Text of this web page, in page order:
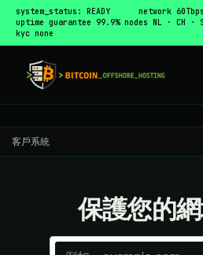
system_status: READY network 60Tbps
uptime guarantee 99.9% nodes NL · CH ·
kyc none
客戶系統
保護您的